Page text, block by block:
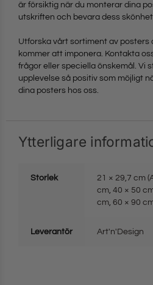
är försiktig när du monterar dina
utskriften och bevara dess
Utforska vårt sortiment av posters
kommer att imponera. Kontakta
frågor eller speciella önskemål. Vi
upplevelse så positiv som möjligt
dina posters hos oss.
Ytterligare
Storlek 21 × 29,7 cm
cm, 40 × 50
cm, 60 × 90
Leverantör Art'n'Design